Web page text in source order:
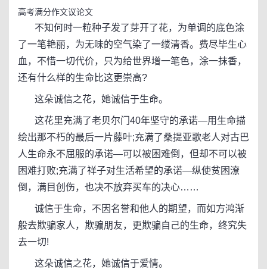
高考满分作文议论文
不知何时一粒种子发了芽开了花，为单调的底色涂
了一笔艳丽，为无味的空气染了一缕清香。费尽毕生心
血，不惜一切代价，只为给世界增一笔色，涂一抹香，
还有什么样的生命比这更崇高?
这朵诚信之花，她诚信于生命。
这花里充满了老贝尔门40年坚守的承诺—用生命描
绘出那不朽的最后一片藤叶;充满了桑提亚歌老人对古巴
人生命永不屈服的承诺—可以被困难倒，但却不可以被
困难打败;充满了祥子对生活希望的承诺—纵使贫困潦
倒，满目创伤，也决不放弃买车的决心……
诚信于生命，不因名誉和他人的期望，而如方鸿渐
般去欺骗家人，欺骗朋友，更欺骗自己的生命，终究失
去一切!
这朵诚信之花，她诚信于爱情。